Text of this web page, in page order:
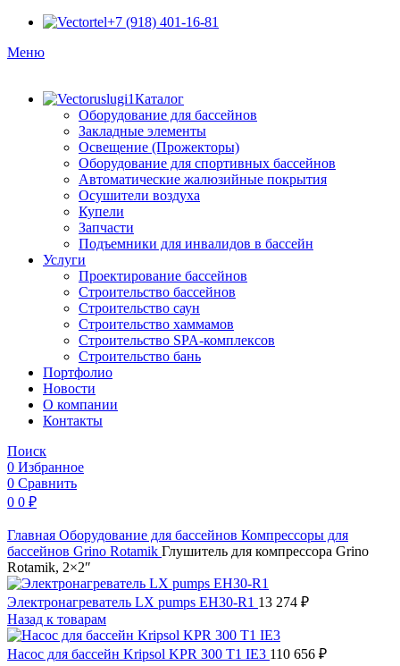
+7 (918) 401-16-81
Меню
Каталог
Оборудование для бассейнов
Закладные элементы
Освещение (Прожекторы)
Оборудование для спортивных бассейнов
Автоматические жалюзийные покрытия
Осушители воздуха
Купели
Запчасти
Подъемники для инвалидов в бассейн
Услуги
Проектирование бассейнов
Строительство бассейнов
Строительство саун
Строительство хаммамов
Строительство SPA-комплексов
Строительство бань
Портфолио
Новости
O компании
Контакты
Поиск
0 Избранное
0 Сравнить
0 0 ₽
Главная Оборудование для бассейнов Компрессоры для
бассейнов Grino Rotamik Глушитель для компрессора Grino
Rotamik, 2×2″
Электронагреватель LX pumps EH30-R1 13 274 ₽
Назад к товарам
Насос для бассейн Kripsol KPR 300 T1 IE3 110 656 ₽